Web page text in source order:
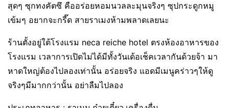
สุดๆ ซุกทงคัตซึ คืออร่อยหอมนวลละมุนจริงๆ ซุปกระดูกหมู
เข้มๆ อยากจะกรี๊ด สายราเมงห้ามพลาดเลยนะ
ร้านตั้งอยู่ใต้โรงแรม neca reiche hotel ตรงห้องอาหารของ
โรงแรม เวลาการเปิดไม่ได้มีทั้งวันเด้อเช็คเวลากันด้วยจ้า มา
หาดใหญ่ต้องไปลองเท่านั้น อร่อยจริง แอดมีเมนูคร่าวๆให้ดู
จริงๆมีมากกว่านั้น อย่าลืมไปลอง